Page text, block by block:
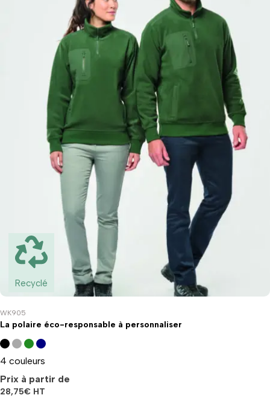
Recyclé
WK905
La polaire éco-responsable à personnaliser
4 couleurs
Prix à partir de
28,75€ HT